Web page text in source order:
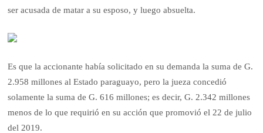
ser acusada de matar a su esposo, y luego absuelta.
Es que la accionante había solicitado en su demanda la suma de G.
2.958 millones al Estado paraguayo, pero la jueza concedió
solamente la suma de G. 616 millones; es decir, G. 2.342 millones
menos de lo que requirió en su acción que promovió el 22 de julio
del 2019.